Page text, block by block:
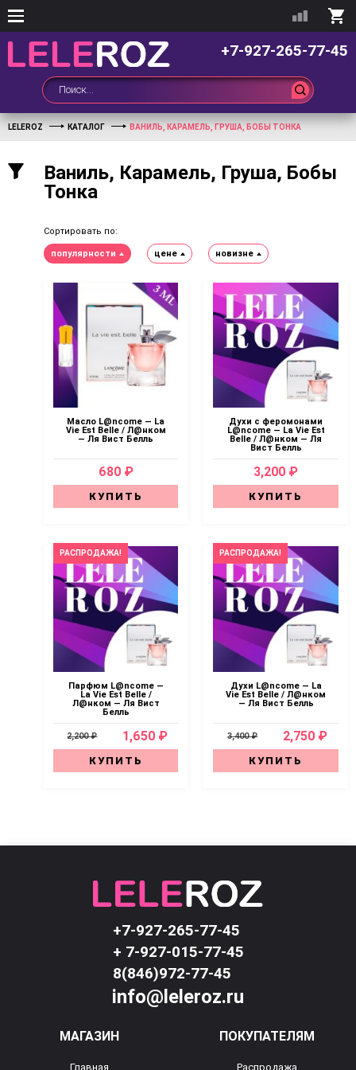
+7-927-265-77-45
LELEROZ КАТАЛОГ ВАНИЛЬ, КАРАМЕЛЬ, ГРУША, БОБЫ ТОНКА
Ваниль, Карамель, Груша, Бобы
Тонка
Сортировать по:
популярности цене новизне
Масло L@ncome — La
Vie Est Belle / Л@нком
— Ля Вист Белль
680 ₽
КУПИТЬ
Духи с феромонами
L@ncome — La Vie Est
Belle / Л@нком — Ля
Вист Белль
3,200 ₽
КУПИТЬ
РАСПРОДАЖА!
Парфюм L@ncome —
La Vie Est Belle /
Л@нком — Ля Вист
Белль
2,200 ₽ 1,650 ₽
КУПИТЬ
РАСПРОДАЖА!
Духи L@ncome — La
Vie Est Belle / Л@нком
— Ля Вист Белль
3,400 ₽ 2,750 ₽
КУПИТЬ
+7-927-265-77-45
+ 7-927-015-77-45
8(846)972-77-45
info@leleroz.ru
МАГАЗИН
Главная
ПОКУПАТЕЛЯМ
Распродажа